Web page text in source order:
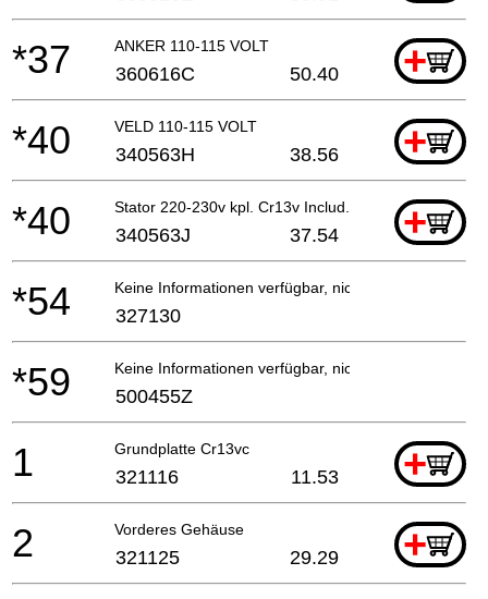
ANKER 110-115 VOLT +
*37 360616C 50.40
VELD 110-115 VOLT +
*40 340563H 38.56
Stator 220-230v kpl. Cr13v Includ.61 +
*40 340563J 37.54
Keine Informationen verfügbar, nicht bestellbar
*54 327130
Keine Informationen verfügbar, nicht bestellbar
*59 500455Z
Grundplatte Cr13vc +
1 321116 11.53
Vorderes Gehäuse +
2 321125 29.29